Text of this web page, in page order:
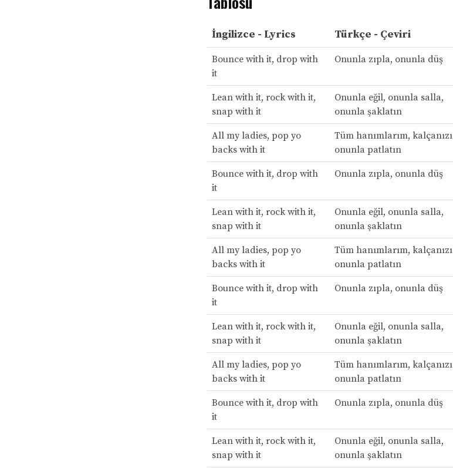
İngilizce - Lyrics Türkçe - Çeviri
Bounce with it, drop with
it
Onunla zıpla, onunla düş
Lean with it, rock with it,
snap with it
Onunla eğil, onunla salla,
onunla şaklatın
All my ladies, pop yo
backs with it
Tüm hanımlarım, kalçanızı
onunla patlatın
Bounce with it, drop with
it
Onunla zıpla, onunla düş
Lean with it, rock with it,
snap with it
Onunla eğil, onunla salla,
onunla şaklatın
All my ladies, pop yo
backs with it
Tüm hanımlarım, kalçanızı
onunla patlatın
Bounce with it, drop with
it
Onunla zıpla, onunla düş
Lean with it, rock with it,
snap with it
Onunla eğil, onunla salla,
onunla şaklatın
All my ladies, pop yo
backs with it
Tüm hanımlarım, kalçanızı
onunla patlatın
Bounce with it, drop with
it
Onunla zıpla, onunla düş
Lean with it, rock with it,
snap with it
Onunla eğil, onunla salla,
onunla şaklatın